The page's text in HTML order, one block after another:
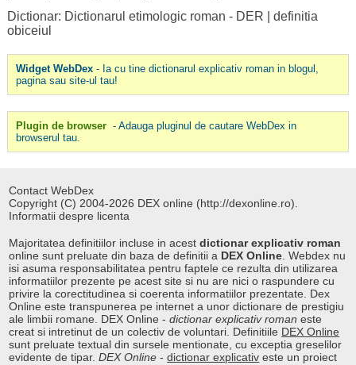
Dictionar: Dictionarul etimologic roman - DER
definitia
obiceiul
Widget WebDex- Ia cu tine dictionarul explicativ roman in blogul,
pagina sau site-ul tau!
Plugin de browser - Adauga pluginul de cautare WebDex in
browserul tau.
Contact WebDex
Copyright (C) 2004-2026 DEX online (http://dexonline.ro).
Informatii despre licenta
Majoritatea definitiilor incluse in acestdictionar explicativ roman
online sunt preluate din baza de definitii a DEX Online . Webdex nu
isi asuma responsabilitatea pentru faptele ce rezulta din utilizarea
informatiilor prezente pe acest site si nu are nici o raspundere cu
privire la corectitudinea si coerenta informatiilor prezentate. Dex
Online este transpunerea pe internet a unor dictionare de prestigiu
ale limbii romane. DEX Online -dictionar explicativ roman este
creat si intretinut de un colectiv de voluntari. Definitiile DEX Online
sunt preluate textual din sursele mentionate, cu exceptia greselilor
evidente de tipar.DEX Online -dictionar explicativ este un proiect